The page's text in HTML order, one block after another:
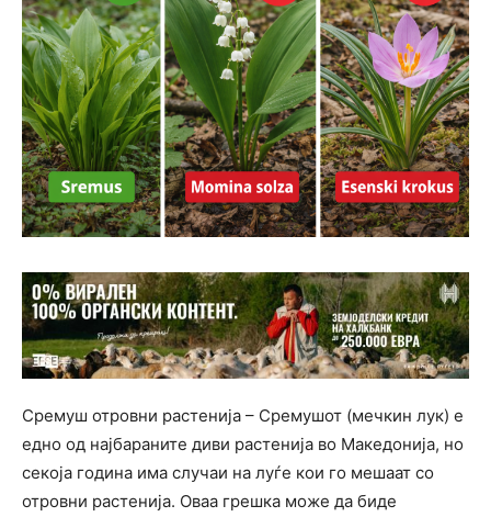
Сремуш отровни растенија – Сремушот (мечкин лук) е
едно од најбараните диви растенија во Македонија, но
секоја година има случаи на луѓе кои го мешаат со
отровни растенија. Оваа грешка може да биде